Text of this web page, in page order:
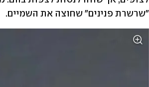
"שרשרת פנינים" שחוצה את השמיים.